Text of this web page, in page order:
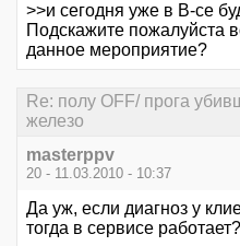
>>и сегодня уже в В-се
Подскажите пожалуйста
данное мероприятие?
Re: полу OFF/ прога
железо
masterppv
20 - 11.03.2010 - 10:37
Да уж, если диагноз у
тогда в сервисе работает?